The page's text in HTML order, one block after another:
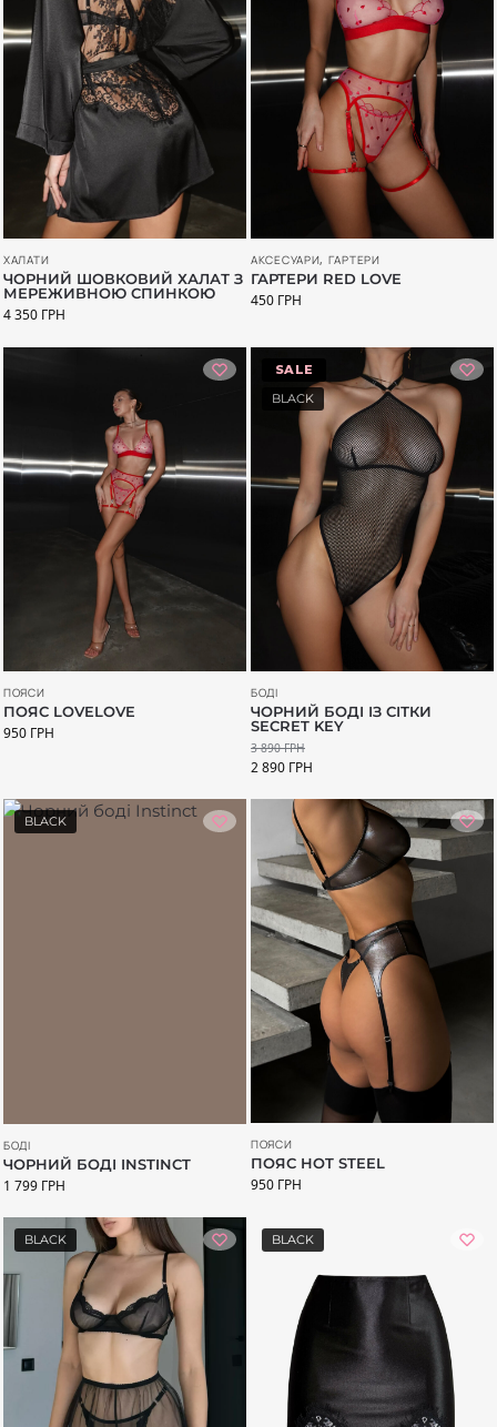
ХАЛАТИ
ЧОРНИЙ ШОВКОВИЙ ХАЛАТ З
МЕРЕЖИВНОЮ СПИНКОЮ
4 350 ГРН
АКСЕСУАРИ, ГАРТЕРИ
ГАРТЕРИ RED LOVE
450 ГРН
ПОЯСИ
ПОЯС LOVELOVE
950 ГРН
-26%
BLACK
БОДІ
ЧОРНИЙ БОДІ ІЗ СІТКИ
SECRET KEY
3 890ГРН
2 890 ГРН
BLACK
БОДІ
ЧОРНИЙ БОДІ INSTINCT
1 799 ГРН
ПОЯСИ
ПОЯС HOT STEEL
950 ГРН
BLACK BLACK